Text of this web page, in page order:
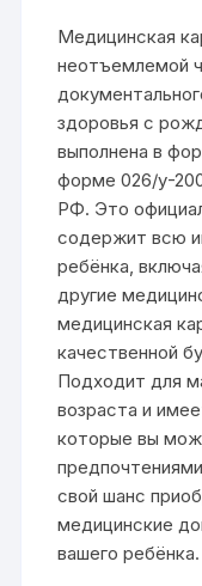
Медицинская
неотъемлемой
здоровья с
выполнена в
форме 026/у-
РФ. Это
содержит всю
ребёнка,
другие
медицинская
качественной
Подходит для
возраста и
которые вы
свой шанс
медицинские
вашего ребёнка.